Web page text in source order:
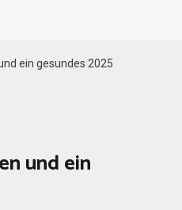
ein gesundes 2025
und ein